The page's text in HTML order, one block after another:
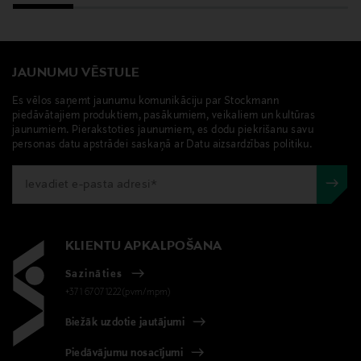
JAUNUMU VĒSTULE
Es vēlos saņemt jaunumu komunikāciju par Stockmann
piedāvātajiem produktiem, pasākumiem, veikaliem un kultūras
jaunumiem. Pierakstoties jaunumiem, es dodu piekrišanu savu
personas datu apstrādei saskaņā ar Datu aizsardzības politiku.
KLIENTU APKALPOŠANA
Sazināties
+371 67071222(pvm/mpm)
Biežāk uzdotie jautājumi
Piedāvājumu nosacījumi